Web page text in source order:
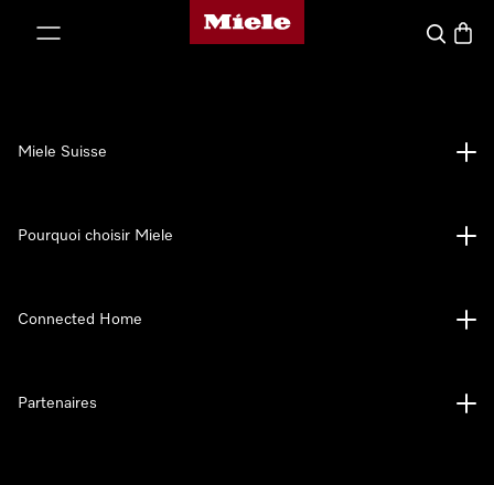
Page d'accueil de Miele
Search
Miele Suisse
Pourquoi choisir Miele
Connected Home
Partenaires